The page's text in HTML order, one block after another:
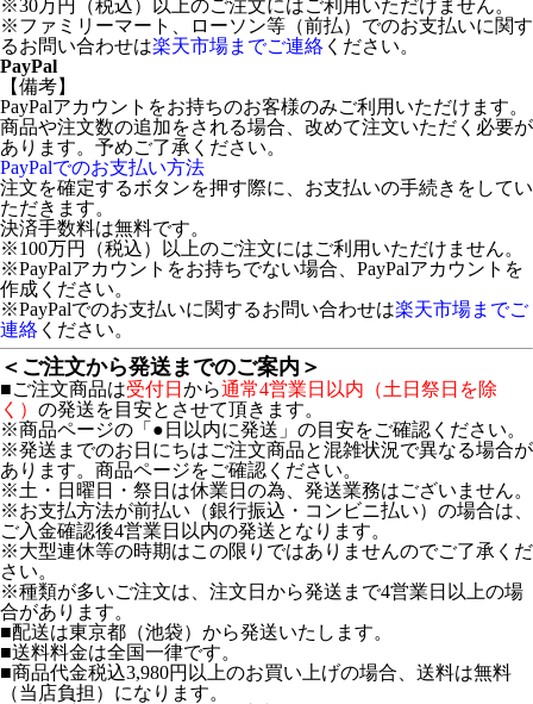
※30万円（税込）以上のご注文にはご利用いただけません。
※ファミリーマート、ローソン等（前払）でのお支払いに関す
るお問い合わせは楽天市場までご連絡 ください。
PayPal
【備考】
PayPalアカウントをお持ちのお客様のみご利用いただけます。
商品や注文数の追加をされる場合、改めて注文いただく必要が
あります。予めご了承ください。
PayPalでのお支払い方法
注文を確定するボタンを押す際に、お支払いの手続きをしてい
ただきます。
決済手数料は無料です。
※100万円（税込）以上のご注文にはご利用いただけません。
※PayPalアカウントをお持ちでない場合、PayPalアカウントを
作成ください。
※PayPalでのお支払いに関するお問い合わせは楽天市場までご
連絡 ください。
＜ご注文から発送までのご案内＞
■ご注文商品は受付日 から通常4営業日以内（土日祭日を除
く） の発送を目安とさせて頂きます。
※商品ページの「●日以内に発送」の目安をご確認ください。
※発送までのお日にちはご注文商品と混雑状況で異なる場合が
あります。商品ページをご確認ください。
※土・日曜日・祭日は休業日の為、発送業務はございません。
※お支払方法が前払い（銀行振込・コンビニ払い）の場合は、
ご入金確認後4営業日以内の発送となります。
※大型連休等の時期はこの限りではありませんのでご了承くだ
さい。
※種類が多いご注文は、注文日から発送まで4営業日以上の場
合があります。
■配送は東京都（池袋）から発送いたします。
■送料料金は全国一律です。
■商品代金税込3,980円以上のお買い上げの場合、送料は無料
（当店負担）になります。